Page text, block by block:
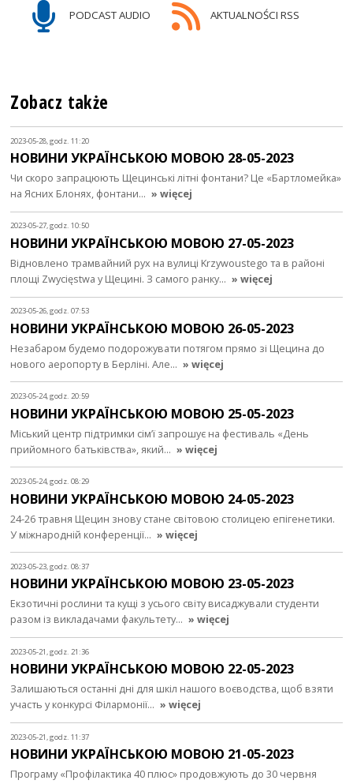
PODCAST AUDIO AKTUALNOŚCI RSS
Zobacz także
2023-05-28, godz. 11:20
НОВИНИ УКРАЇНСЬКОЮ МОВОЮ 28-05-2023
Чи скоро запрацюють Щецинські літні фонтани? Це «Бартломейка»
на Ясних Блонях, фонтани… » więcej
2023-05-27, godz. 10:50
НОВИНИ УКРАЇНСЬКОЮ МОВОЮ 27-05-2023
Відновлено трамвайний рух на вулиці Krzywoustego та в районі
площі Zwycięstwa у Щецині. З самого ранку… » więcej
2023-05-26, godz. 07:53
НОВИНИ УКРАЇНСЬКОЮ МОВОЮ 26-05-2023
Незабаром будемо подорожувати потягом прямо зі Щецина до
нового аеропорту в Берліні. Але… » więcej
2023-05-24, godz. 20:59
НОВИНИ УКРАЇНСЬКОЮ МОВОЮ 25-05-2023
Міський центр підтримки сім’ї запрошує на фестиваль «День
прийомного батьківства», який… » więcej
2023-05-24, godz. 08:29
НОВИНИ УКРАЇНСЬКОЮ МОВОЮ 24-05-2023
24-26 травня Щецин знову стане світовою столицею епігенетики.
У міжнародній конференції… » więcej
2023-05-23, godz. 08:37
НОВИНИ УКРАЇНСЬКОЮ МОВОЮ 23-05-2023
Екзотичні рослини та кущі з усього світу висаджували студенти
разом із викладачами факультету… » więcej
2023-05-21, godz. 21:36
НОВИНИ УКРАЇНСЬКОЮ МОВОЮ 22-05-2023
Залишаються останні дні для шкіл нашого воєводства, щоб взяти
участь у конкурсі Філармонії… » więcej
2023-05-21, godz. 11:37
НОВИНИ УКРАЇНСЬКОЮ МОВОЮ 21-05-2023
Програму «Профілактика 40 плюс» продовжують до 30 червня